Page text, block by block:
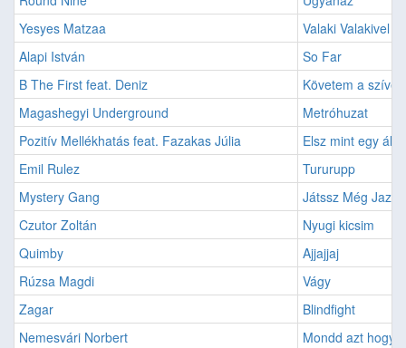
Yesyes Matzaa
Valaki Valakivel
Alapi István
So Far
B The First feat. Deniz
Követem a
Magashegyi Underground
Metróhuzat
Pozitív Mellékhatás feat. Fazakas Júlia
Elsz mint egy állat
Emil Rulez
Tururupp
Mystery Gang
Játssz Még Jazz
Czutor Zoltán
Nyugi kicsim
Quimby
Ajjajjaj
Rúzsa Magdi
Vágy
Zagar
Blindfight
Nemesvári Norbert
Mondd azt hogy